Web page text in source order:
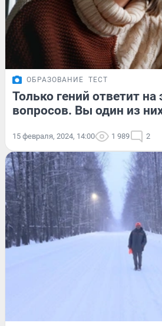
ОБРАЗОВАНИЕ ТЕСТ
Только гений ответит на
вопросов. Вы один из
15 февраля, 2024, 14:00 1 989 2